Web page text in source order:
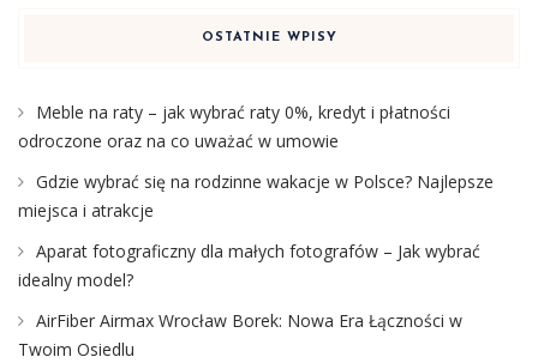
OSTATNIE WPISY
Meble na raty – jak wybrać raty 0%, kredyt i płatności
odroczone oraz na co uważać w umowie
Gdzie wybrać się na rodzinne wakacje w Polsce? Najlepsze
miejsca i atrakcje
Aparat fotograficzny dla małych fotografów – Jak wybrać
idealny model?
AirFiber Airmax Wrocław Borek: Nowa Era Łączności w
Twoim Osiedlu